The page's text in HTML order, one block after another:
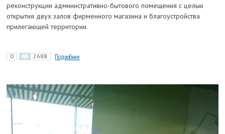
реконструкции административно-бытового помещения с целью
открытия двух залов фирменного магазина и благоустройства
прилегающей территории.
0 2688 Подробнее